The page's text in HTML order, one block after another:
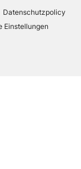
Datenschutzpolicy
Einstellungen